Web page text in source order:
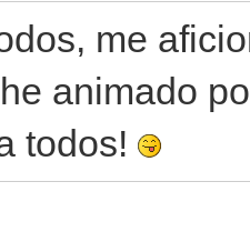
me
animado
todos!